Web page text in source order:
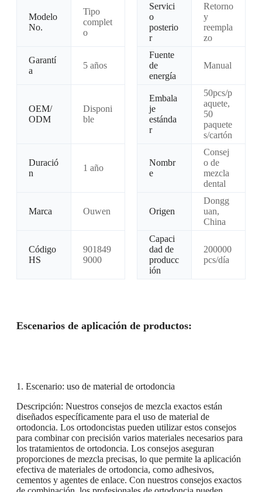
Modelo
No.
Tipo
complet
o
Servici
o
posterio
r
Retorno
y
reempla
zo
Garantí
a
5 años
Fuente
de
energía
Manual
OEM/
ODM
Disponi
ble
Embala
je
estánda
r
50pcs/p
aquete,
50
paquete
s/cartón
Duració
n
1 año
Nombr
e
Consej
o de
mezcla
dental
Marca Ouwen Origen
Dongg
uan,
China
Código
HS
901849
9000
Capaci
dad de
producc
ión
200000
pcs/día
Escenarios de aplicación de productos:
1. Escenario: uso de material de ortodoncia
Descripción: Nuestros consejos de mezcla exactos están
diseñados específicamente para el uso de material de
ortodoncia. Los ortodoncistas pueden utilizar estos consejos
para combinar con precisión varios materiales necesarios para
los tratamientos de ortodoncia. Los consejos aseguran
proporciones de mezcla precisas, lo que permite la aplicación
efectiva de materiales de ortodoncia, como adhesivos,
cementos y agentes de enlace. Con nuestros consejos exactos